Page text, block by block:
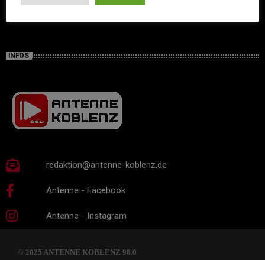
INFOS
redaktion@antenne-koblenz.de
Antenne - Facebook
Antenne - Instagram
© 2025 ANTENNE KOBLENZ 98.0